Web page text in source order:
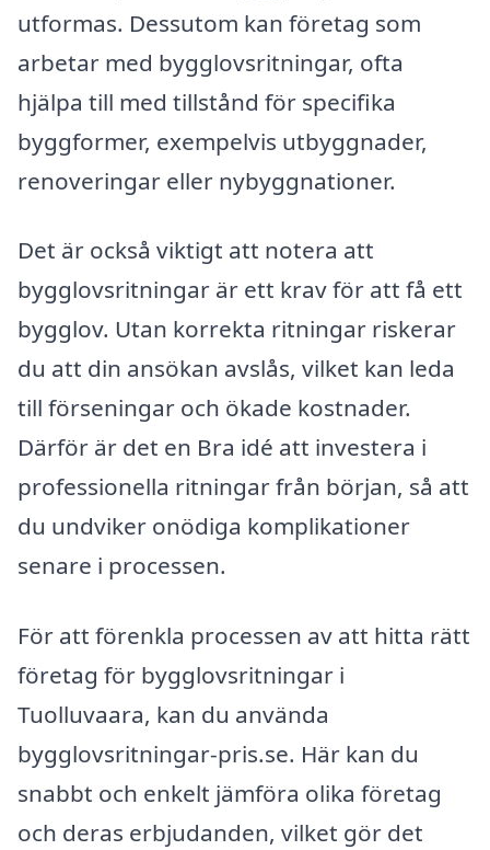
utformas. Dessutom kan företag som
arbetar med bygglovsritningar, ofta
hjälpa till med tillstånd för specifika
byggformer, exempelvis utbyggnader,
renoveringar eller nybyggnationer.
Det är också viktigt att notera att
bygglovsritningar är ett krav för att få ett
bygglov. Utan korrekta ritningar riskerar
du att din ansökan avslås, vilket kan leda
till förseningar och ökade kostnader.
Därför är det en Bra idé att investera i
professionella ritningar från början, så att
du undviker onödiga komplikationer
senare i processen.
För att förenkla processen av att hitta rätt
företag för bygglovsritningar i
Tuolluvaara, kan du använda
bygglovsritningar-pris.se. Här kan du
snabbt och enkelt jämföra olika företag
och deras erbjudanden, vilket gör det